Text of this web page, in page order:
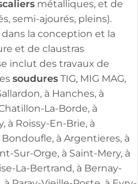
métalliques, et de
semi-ajourés, pleins).
la conception et la
et de claustras
inclut des travaux de
souduresTIG, MIG MAG,
à Hanches, à
La-Borde, à
à Roissy-En-Brie, à
à Argentieres, à
Sur-Orge, à Saint-Mery, à
La-Bertrand, à Bernay-